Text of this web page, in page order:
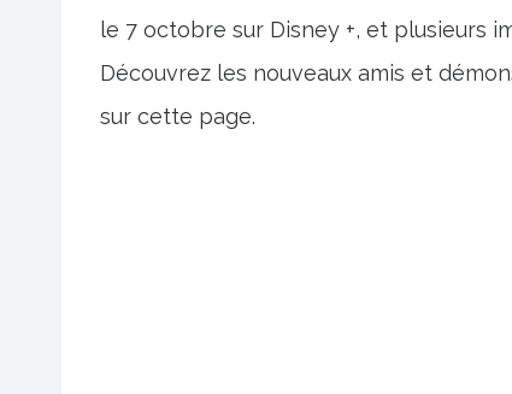
le 7 octobre sur Disney +, et plusieurs
Découvrez les nouveaux amis et
sur cette page.